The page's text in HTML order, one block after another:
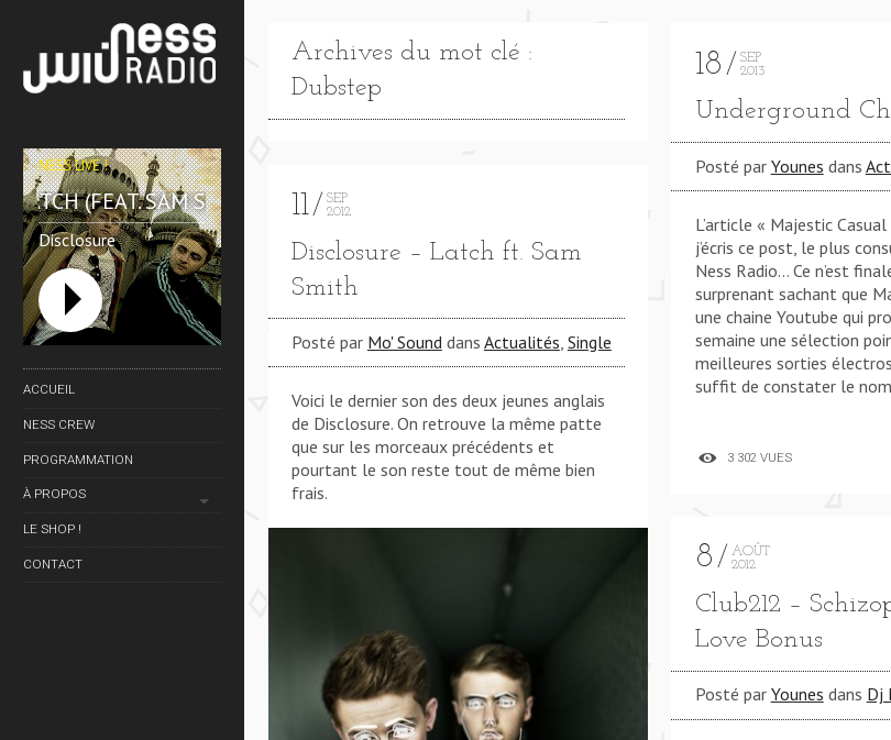
LATCH (FEAT. SAM SMITH) **** LATCH (FEAT. SAM SMITH) **** LATCH (FEAT. SAM SMITH) ****
Disclosure
NESS LIVE !
ACCUEIL
NESS CREW
PROGRAMMATION
À PROPOS
LE SHOP !
CONTACT
Archives du mot clé :
Dubstep
11
SEP
2012
Disclosure – Latch ft. Sam
Smith
Posté par Mo' Sound dans Actualités Single
Voici le dernier son des deux jeunes anglais
de Disclosure. On retrouve la même patte
que sur les morceaux précédents et
pourtant le son reste tout de même bien
frais.
18
SEP
2013
Underground
Posté par Younes dans
L’article « Majestic
j’écris ce post, le plus
Ness Radio… Ce n’est
surprenant sachant que
une chaine Youtube qui
semaine une sélection
meilleures sorties
suffit de constater le
3 302 VUES
8
AOÛT
2012
Club212 –
Love Bonus
Posté par Younes dans Dj